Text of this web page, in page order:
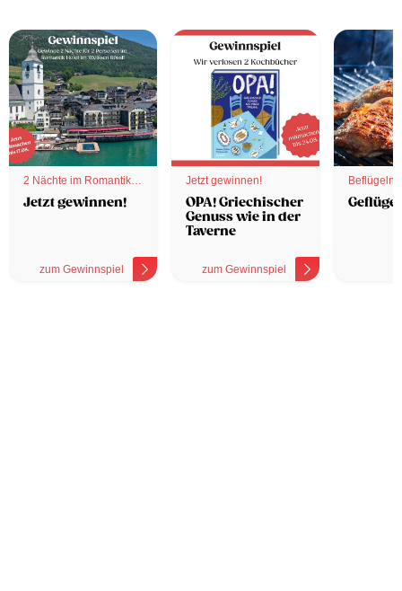
2 Nächte im Romantik
Hotel
Jetzt gewinnen!
zum Gewinnspiel
Jetzt gewinnen!
OPA! Griechischer
Genuss wie in der
Taverne
zum Gewinnspiel